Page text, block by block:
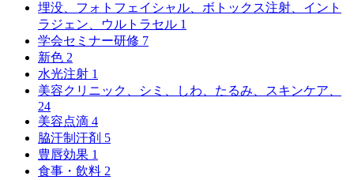
埋没、フォトフェイシャル、ボトックス注射、イント
ラジェン、ウルトラセル 1
学会セミナー研修 7
新色 2
水光注射 1
美容クリニック、シミ、しわ、たるみ、スキンケア、
24
美容点滴 4
脇汗制汗剤 5
豊唇効果 1
食事・飲料 2